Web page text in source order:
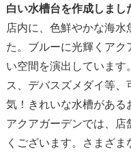
白い水槽台を作成しまし
店内に、色鮮やかな海
た。ブルーに光輝くアク
い空間を演出しています
ス、デバスズメダイ等、
気！きれいな水槽がある
アクアガーデンでは、店
くございます。さまざ